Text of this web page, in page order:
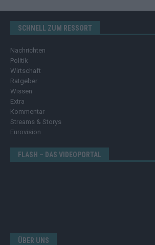
SCHNELL ZUM RESSORT
Nachrichten
Politik
Wirtschaft
Ratgeber
Wissen
Extra
Kommentar
Streams & Storys
Eurovision
FLASH – DAS VIDEOPORTAL
ÜBER UNS